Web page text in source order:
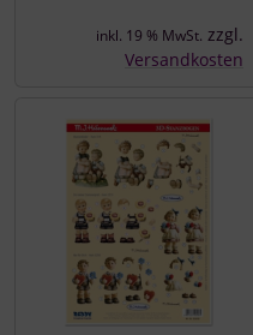
inkl. 19 % MwSt. zzgl.
Versandkosten